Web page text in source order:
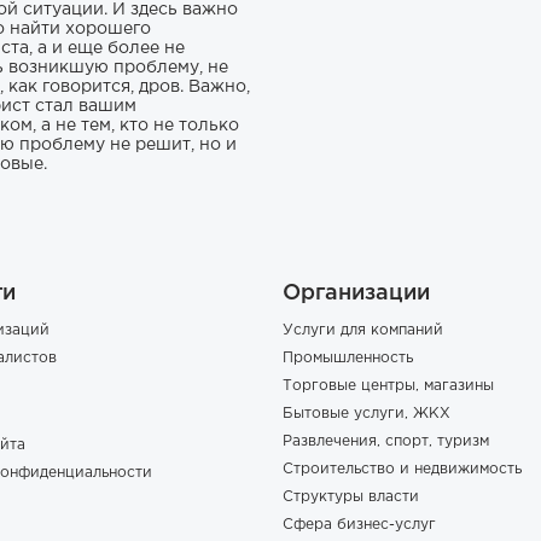
ситуации. И здесь важно
найти хорошего
а и еще более не
возникшую проблему, не
как говорится, дров. Важно,
стал вашим
а не тем, кто не только
проблему не решит, но и
Организации
Услуги для компаний
Промышленность
Торговые центры, магазины
Бытовые услуги, ЖКХ
Развлечения, спорт, туризм
Строительство и недвижимость
Структуры власти
Сфера бизнес-услуг